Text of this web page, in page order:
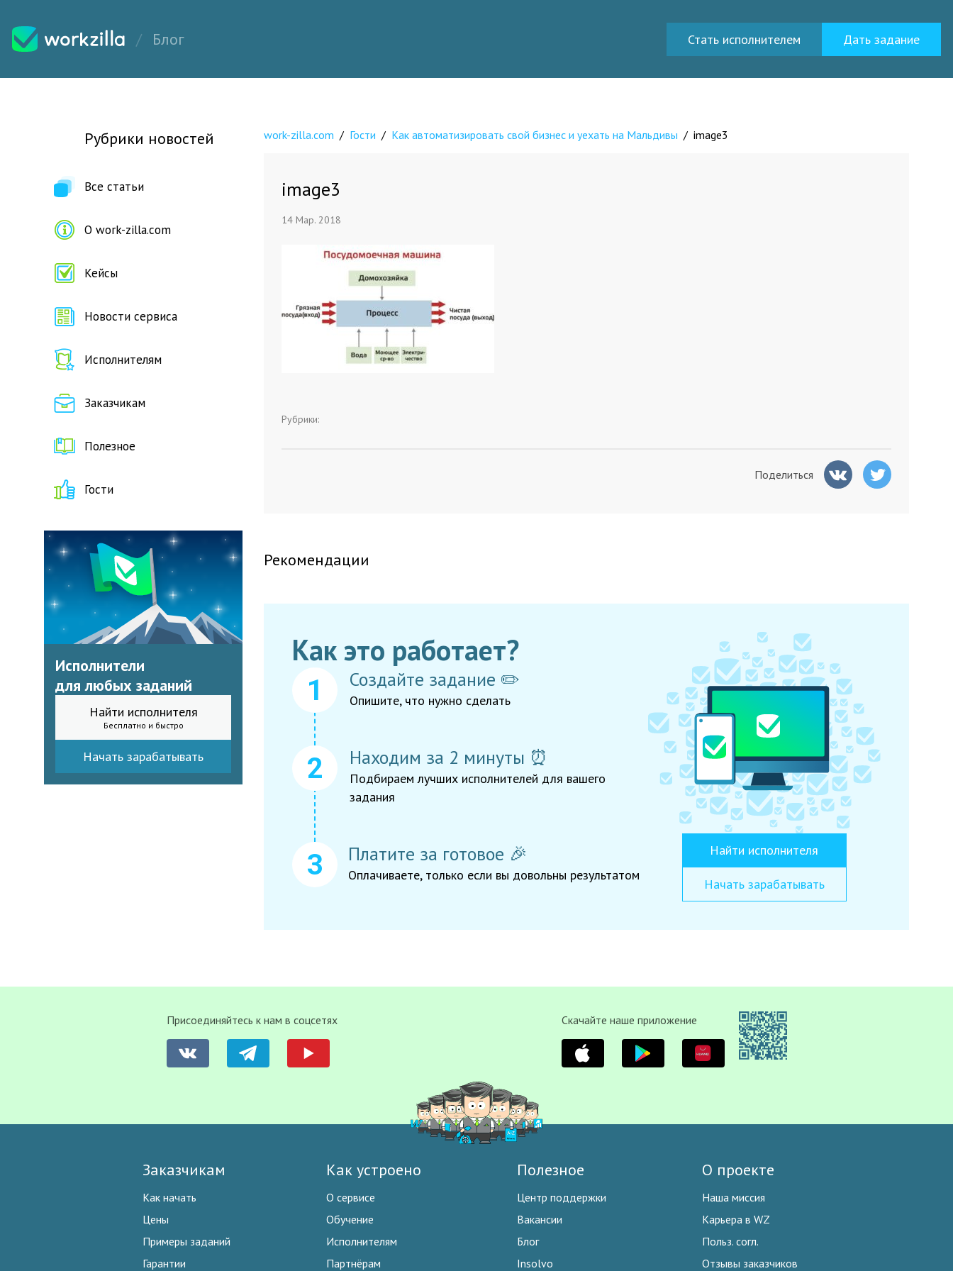
Блог Стать исполнителем Дать задание
Рубрики новостей
Все статьи
О work-zilla.com
Кейсы
Новости сервиса
Исполнителям
Заказчикам
Полезное
Гости
Исполнители
для любых заданий
Найти исполнителя
Бесплатно и быстро
Начать зарабатывать
work-zilla.com / Гости / Как автоматизировать свой бизнес и уехать на Мальдивы / image3
image3
14 Мар. 2018
Рубрики:
Поделиться
Рекомендации
Как это работает?
Создайте задание ✏️
Опишите, что нужно сделать
Находим за 2 минуты ⏰
Подбираем лучших исполнителей для вашего
задания
Платите за готовое 🎉
Оплачиваете, только если вы довольны результатом
Найти исполнителя
Начать зарабатывать
Присоединяйтесь к нам в соцсетях Скачайте наше приложение
Заказчикам
Как начать
Цены
Примеры заданий
Гарантии
Как устроено
О сервисе
Обучение
Исполнителям
Партнёрам
Полезное
Центр поддержки
Вакансии
Блог
Insolvo
О проекте
Наша миссия
Карьера в WZ
Польз. согл.
Отзывы заказчиков